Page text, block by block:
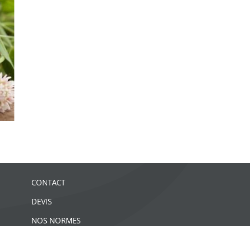
CONTACT
DEVIS
NOS NORMES